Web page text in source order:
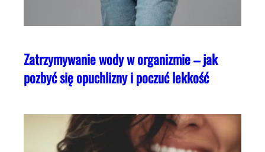
Zatrzymywanie wody w organizmie – jak
pozbyć się opuchlizny i poczuć lekkość